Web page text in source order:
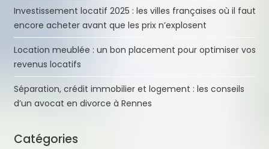
Investissement locatif 2025 : les villes françaises où il faut
encore acheter avant que les prix n’explosent
Location meublée : un bon placement pour optimiser vos
revenus locatifs
Séparation, crédit immobilier et logement : les conseils
d’un avocat en divorce à Rennes
Catégories